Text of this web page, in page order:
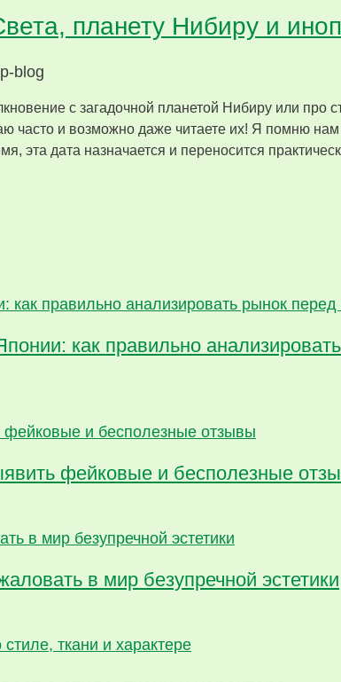
планету Нибиру и
blog
с загадочной планетой Нибиру или про
часто и возможно даже читаете их! Я помню
эта дата назначается и переносится
как правильно
фейковые и бесполезные
в мир безупречной эстетики